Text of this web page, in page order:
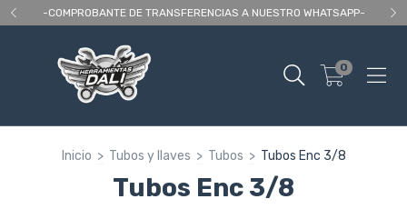
-COMPROBANTE DE TRANSFERENCIAS A NUESTRO WHATSAPP-
0
Inicio > Tubos y llaves > Tubos > Tubos Enc 3/8
Tubos Enc 3/8